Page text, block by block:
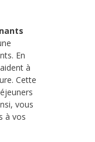
En
aident à
Cette
vous
à vos